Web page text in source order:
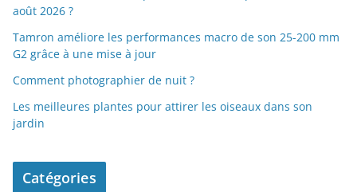
août 2026 ?
Tamron améliore les performances macro de son 25-200 mm
G2 grâce à une mise à jour
Comment photographier de nuit ?
Les meilleures plantes pour attirer les oiseaux dans son
jardin
Catégories